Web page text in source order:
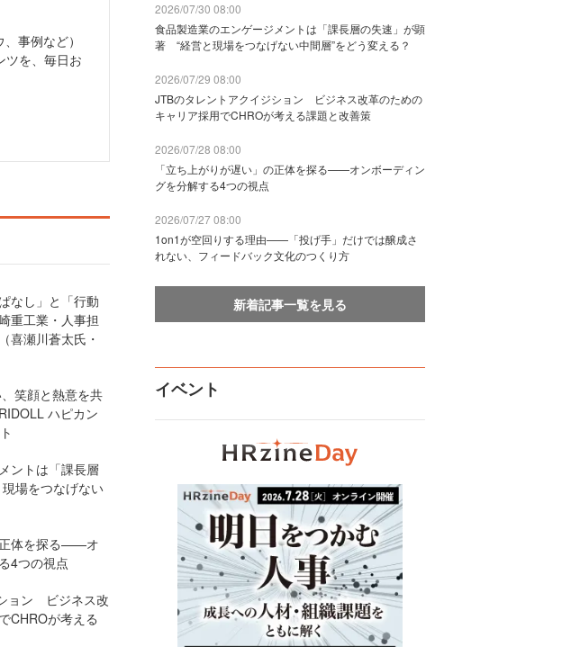
事例など）
ツを、毎日お
なし」と「行動
重工業・人事担
喜瀬川蒼太氏・
笑顔と熱意を共
ハピカン
ントは「課長層
場をつなげない
正体を探る——オ
4つの視点
ョン ビジネス改
CHROが考える
2026/07/30 08:00
食品製造業のエンゲージメントは「課長層の失速」が顕
著 “経営と現場をつなげない中間層”をどう変える？
2026/07/29 08:00
JTBのタレントアクイジション ビジネス改革のための
キャリア採用でCHROが考える課題と改善策
2026/07/28 08:00
「立ち上がりが遅い」の正体を探る——オンボーディン
グを分解する4つの視点
2026/07/27 08:00
1on1が空回りする理由——「投げ手」だけでは醸成さ
れない、フィードバック文化のつくり方
新着記事一覧を見る
イベント